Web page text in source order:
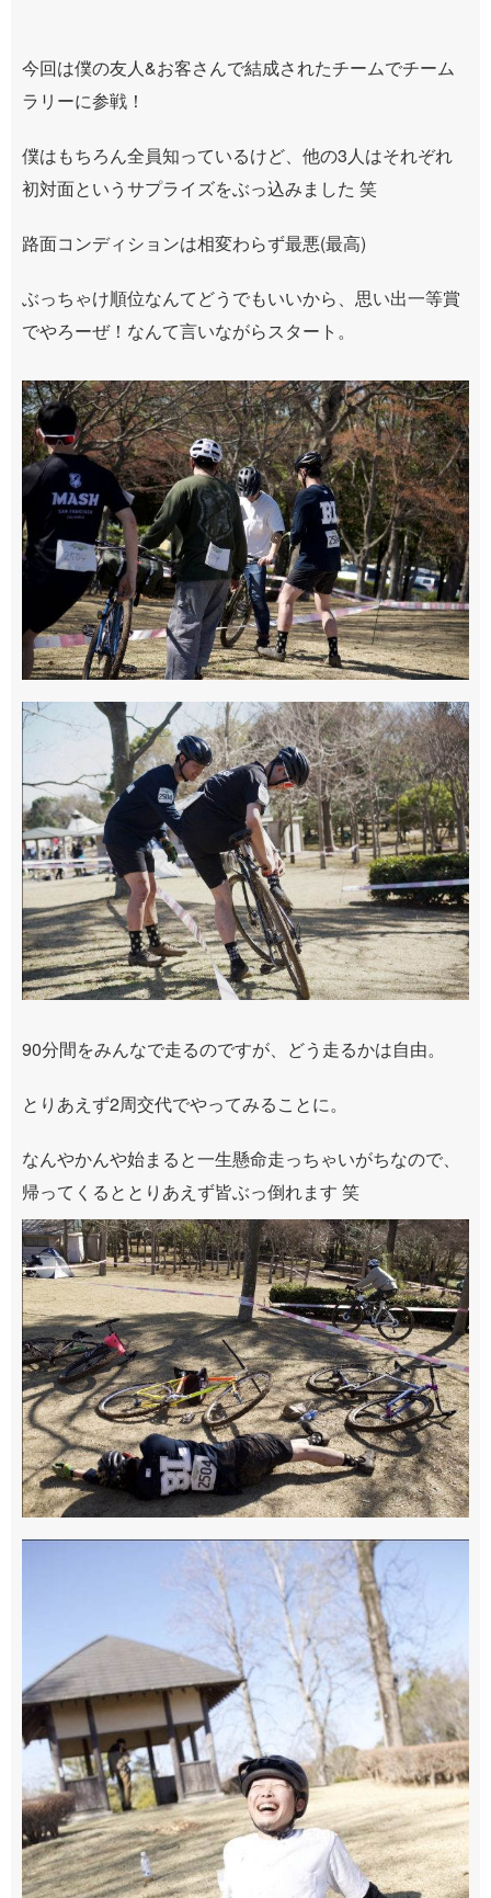
今回は僕の友人&お客さんで結成されたチームでチーム
ラリーに参戦！
僕はもちろん全員知っているけど、他の3人はそれぞれ
初対面というサプライズをぶっ込みました 笑
路面コンディションは相変わらず最悪(最高)
ぶっちゃけ順位なんてどうでもいいから、思い出一等賞
でやろーぜ！なんて言いながらスタート。
90分間をみんなで走るのですが、どう走るかは自由。
とりあえず2周交代でやってみることに。
なんやかんや始まると一生懸命走っちゃいがちなので、
帰ってくるととりあえず皆ぶっ倒れます 笑